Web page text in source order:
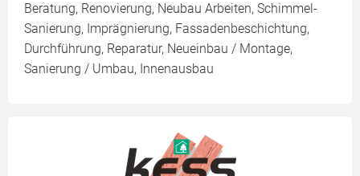
Beratung, Renovierung, Neubau Arbeiten, Schimmel-
Sanierung, Imprägnierung, Fassadenbeschichtung,
Durchführung, Reparatur, Neueinbau / Montage,
Sanierung / Umbau, Innenausbau